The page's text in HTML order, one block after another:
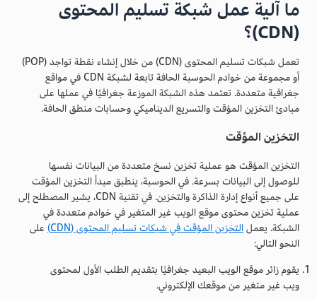
ما آلية عمل شبكة تسليم المحتوى
(CDN)؟
تعمل شبكات تسليم المحتوى (CDN) من خلال إنشاء نقطة تواجد (POP)
أو مجموعة من خوادم الحوسبة الحافة تابعة لشبكة CDN في مواقع
جغرافية متعددة. تعتمد هذه الشبكة الموزعة جغرافيًا في عملها على
مبادئ التخزين المؤقت والتسريع الديناميكي وحسابات منطق الحافة.
التخزين المؤقت
التخزين المؤقت هو عملية تخزين نسخ متعددة من البيانات نفسها
للوصول إلى البيانات بسرعة. في الحوسبة، ينطبق مبدأ التخزين المؤقت
على جميع أنواع إدارة الذاكرة والتخزين. في تقنية CDN، يشير المصطلح إلى
عملية تخزين محتوى موقع الويب غير المتغير في خوادم متعددة في
الشبكة. يعملالتخزين المؤقت في شبكات تسليم المحتوى (CDN)
على
النحو التالي:
يقوم زائر موقع الويب البعيد جغرافيًا بتقديم الطلب الأول لمحتوى
ويب غير متغير من موقعك الإلكتروني.